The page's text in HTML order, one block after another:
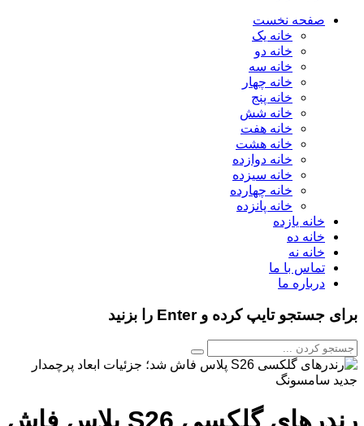
صفحه نخست
خانه یک
خانه دو
خانه سه
خانه چهار
خانه پنج
خانه شش
خانه هفت
خانه هشت
خانه دوازده
خانه سیزده
خانه چهارده
خانه پانزده
خانه یازده
خانه ده
خانه نه
تماس با ما
درباره ما
برای جستجو تایپ کرده و Enter را بزنید